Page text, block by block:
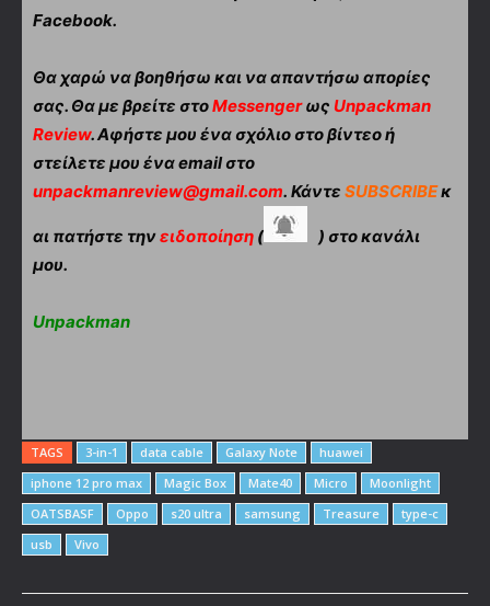
Facebook.
Θα χαρώ να βοηθήσω και να απαντήσω απορίες
σας. Θα με βρείτε στοMessengerως Unpackman
Review. Αφήστε μου ένα σχόλιο στο βίντεο ή
στείλετε μου ένα email στο
unpackmanreview@gmail.com. Κάντε SUBSCRIBEκ
αι πατήστε τηνειδοποίηση (
) στο κανάλι
μου.
Unpackman
TAGS 3-in-1 data cable Galaxy Note
huawei
iphone 12 pro max
Magic Box Mate40 Micro
Moonlight
OATSBASF
Oppo s20 ultra samsung Treasure
type-c
usb
Vivo